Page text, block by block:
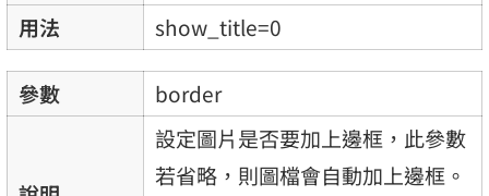
用法
show_title=0
參數 border
設定圖片是否要加上邊框，此參數
若省略，則圖檔會自動加上邊框。